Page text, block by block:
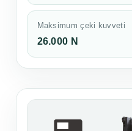
Maksimum çeki kuvveti
26.000 N